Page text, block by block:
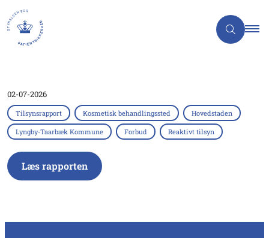
02-07-2026
Tilsynsrapport Kosmetisk behandlingssted Hovedstaden
Lyngby-Taarbæk Kommune Forbud Reaktivt tilsyn
Læs rapporten